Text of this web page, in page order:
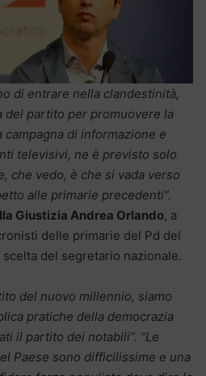
di entrare nella clandestinità,
del partito per promuovere la
campagna di informazione e
televisivi, ne è previsto solo
che vedo, è che si vada verso
alle primarie precedenti”.
Giustizia Andrea Orlando, a
delle primarie del Pd del
del segretario nazionale.
del nuovo millennio, siamo
pratiche della democrazia
il partito dei notabili”. “Le
Paese sono difficilissime e una